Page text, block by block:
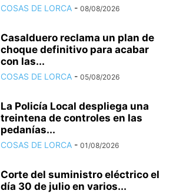
COSAS DE LORCA - 08/08/2026
Casalduero reclama un plan de
choque definitivo para acabar
con las...
COSAS DE LORCA - 05/08/2026
La Policía Local despliega una
treintena de controles en las
pedanías...
COSAS DE LORCA - 01/08/2026
Corte del suministro eléctrico el
día 30 de julio en varios...